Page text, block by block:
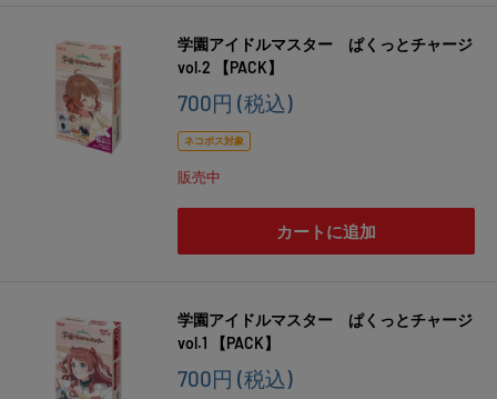
学園アイドルマスター ぱくっとチャージ
vol.2 【PACK】
販
価
格
700円 (税込)
ネコポス対象
販売中
カートに追加
学園アイドルマスター ぱくっとチャージ
vol.1 【PACK】
販
700円 (税込)